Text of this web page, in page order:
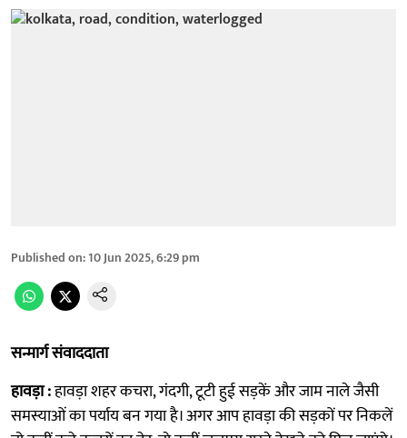
Published on:10 Jun 2025, 6:29 pm
सन्मार्ग संवाददाता
हावड़ा :हावड़ा शहर कचरा, गंदगी, टूटी हुई सड़कें और जाम नाले जैसी
समस्याओं का पर्याय बन गया है। अगर आप हावड़ा की सड़कों पर निकलें